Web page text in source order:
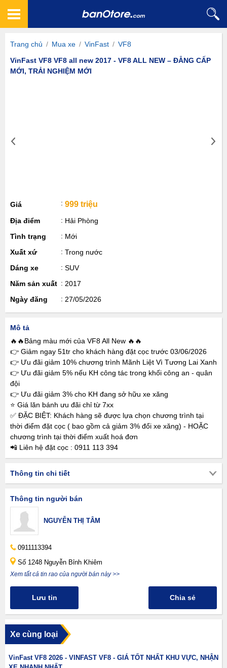
Trang chủ / Mua xe / VinFast / VF8
VinFast VF8 VF8 all new 2017 - VF8 ALL NEW – ĐẲNG CẤP
MỚI, TRẢI NGHIỆM MỚI
Giá 999 triệu
Địa điểm
Hải Phòng
Tình trạng
Mới
Xuất xứ
Trong nước
Dáng xe
SUV
Năm sản xuất
2017
Ngày đăng
27/05/2026
Mô tả
🔥🔥Bảng màu mới của VF8 All New 🔥🔥
👉 Giảm ngay 51tr cho khách hàng đặt cọc trước 03/06/2026
👉 Ưu đãi giảm 10% chương trình Mãnh Liệt Vì Tương Lai Xanh
👉 Ưu đãi giảm 5% nếu KH công tác trong khối công an - quân
đội
👉 Ưu đãi giảm 3% cho KH đang sở hữu xe xăng
⭐️ Giá lăn bánh ưu đãi chỉ từ 7xx
✅ ĐẶC BIỆT: Khách hàng sẽ được lựa chọn chương trình tại
thời điểm đặt cọc ( bao gồm cả giảm 3% đổi xe xăng) - HOẶC
chương trình tại thời điểm xuất hoá đơn
📲 Liên hệ đặt cọc : 0911 113 394
Thông tin chi tiết
Thông tin người bán
NGUYỄN THỊ TÂM
0911113394
Số 1248 Nguyễn Bỉnh Khiêm
Xem tất cả tin rao của người bán này >>
Lưu tin Chia sẻ
Xe cùng loại
VinFast VF8 2026 - VINFAST VF8 - GIÁ TỐT NHẤT KHU VỰC, NHẬN